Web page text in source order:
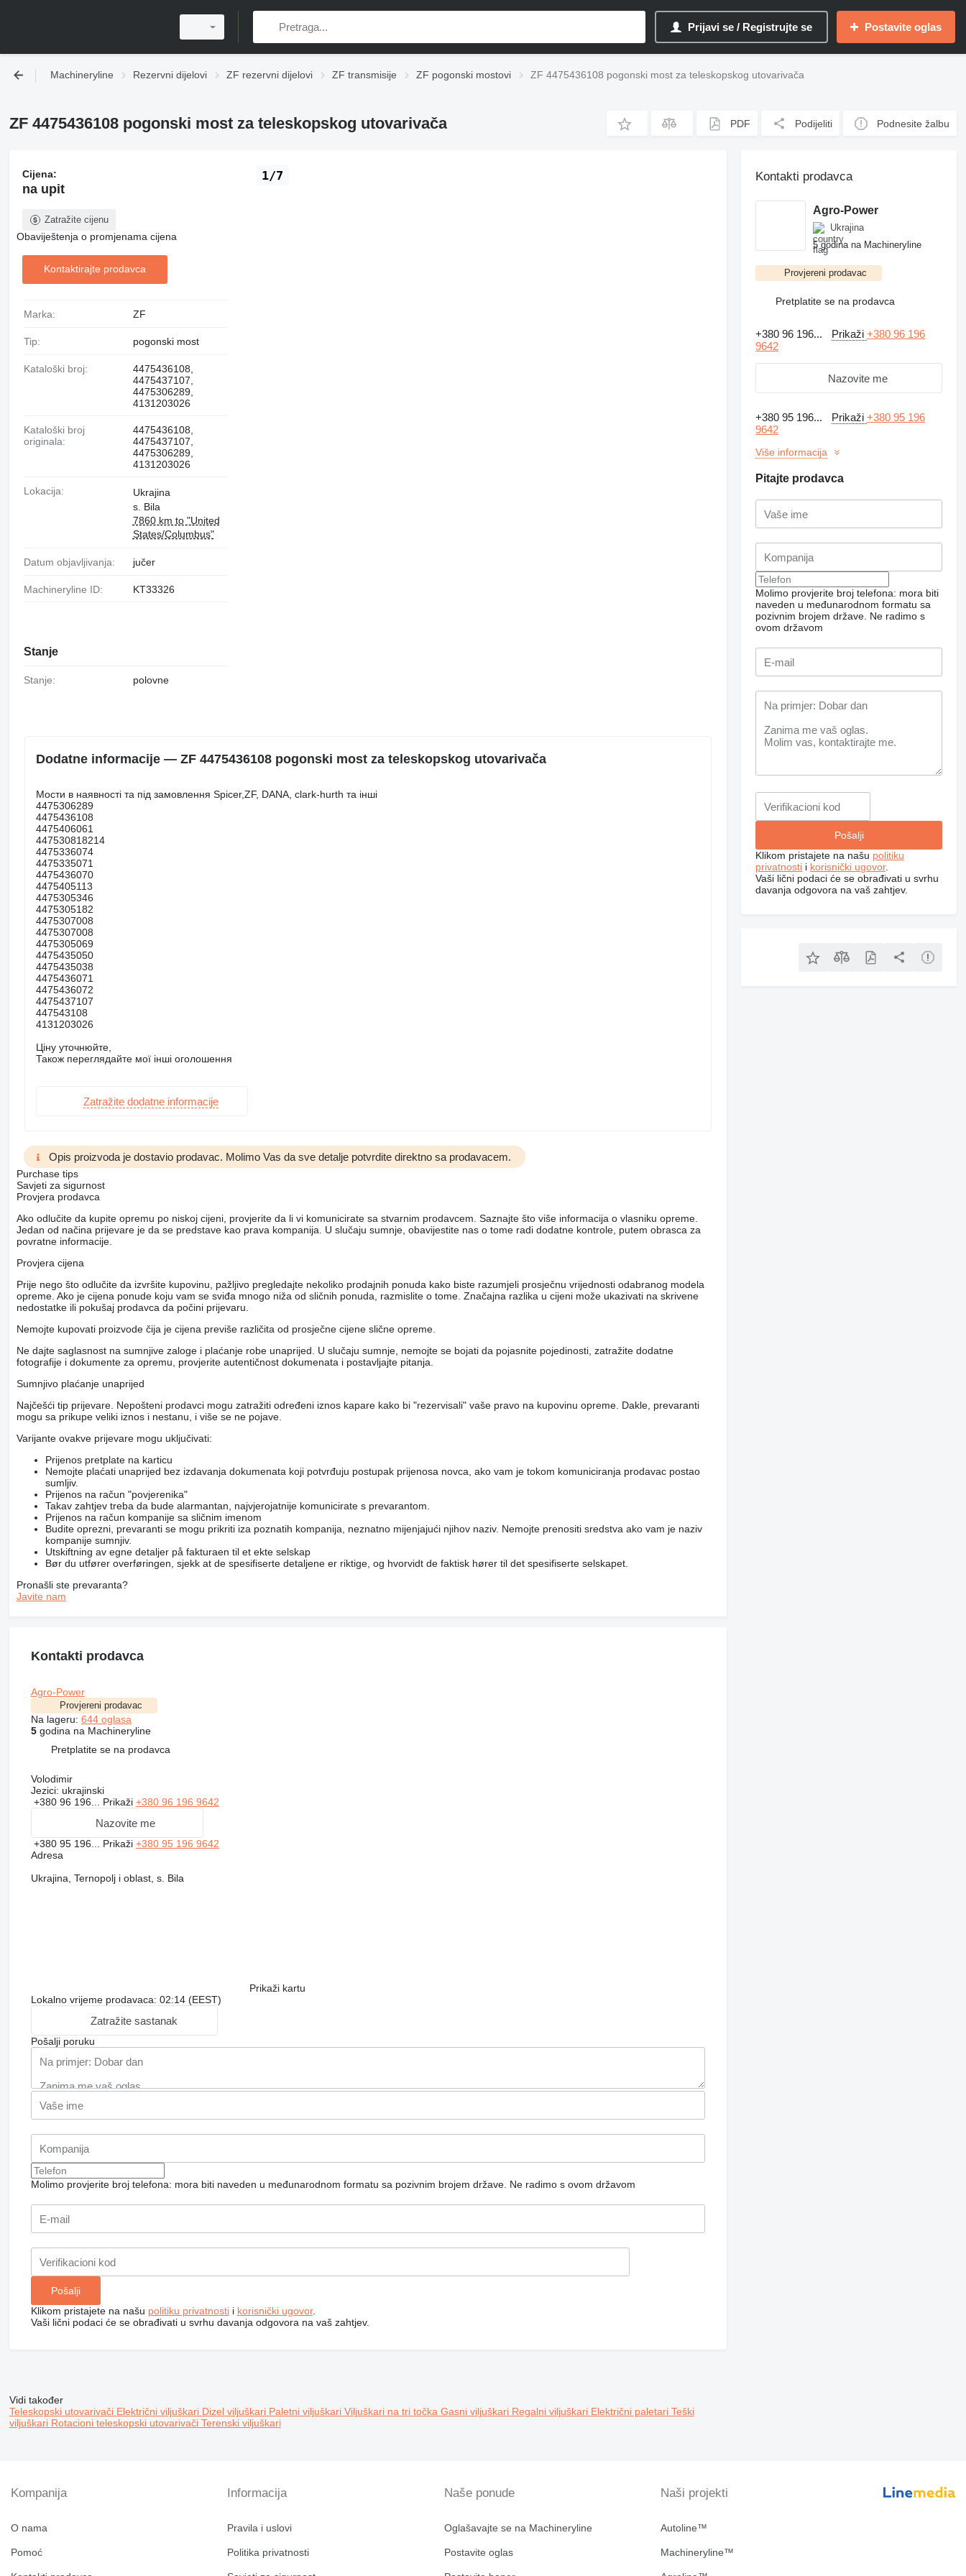
Prijavi se / Registrujte se Postavite oglas
Machineryline Rezervni dijelovi ZF rezervni dijelovi ZF transmisije ZF pogonski mostovi ZF 4475436108 pogonski most za teleskopskog utovarivača
ZF 4475436108 pogonski most za teleskopskog utovarivača PDF Podijeliti Podnesite žalbu
1/7
Cijena:
na upit
Zatražite cijenu
Obaviještenja o promjenama cijena
Kontaktirajte prodavca
Marka: ZF
Tip: pogonski most
Kataloški broj:
4475436108,
4475437107,
4475306289,
4131203026
Kataloški broj
originala:
4475436108,
4475437107,
4475306289,
4131203026
Lokacija:
Ukrajina
s. Bila
7860 km to "United
States/Columbus"
Datum objavljivanja: jučer
Machineryline ID: KT33326
Stanje
Stanje: polovne
Dodatne informacije — ZF 4475436108 pogonski most za teleskopskog utovarivačа
Мости в наявності та під замовлення Spicer,ZF, DANA, clark-hurth та інші
4475306289
4475436108
4475406061
447530818214
4475336074
4475335071
4475436070
4475405113
4475305346
4475305182
4475307008
4475307008
4475305069
4475435050
4475435038
4475436071
4475436072
4475437107
447543108
4131203026
Ціну уточнюйте,
Також переглядайте мої інші оголошення
Zatražite dodatne informacije
Opis proizvoda je dostavio prodavac. Molimo Vas da sve detalje potvrdite direktno sa prodavacem.
Purchase tips
Savjeti za sigurnost
Provjera prodavca
Ako odlučite da kupite opremu po niskoj cijeni, provjerite da li vi komunicirate sa stvarnim prodavcem. Saznajte što više informacija o vlasniku opreme.
Jedan od načina prijevare je da se predstave kao prava kompanija. U slučaju sumnje, obavijestite nas o tome radi dodatne kontrole, putem obrasca za
povratne informacije.
Provjera cijena
Prije nego što odlučite da izvršite kupovinu, pažljivo pregledajte nekoliko prodajnih ponuda kako biste razumjeli prosječnu vrijednosti odabranog modela
opreme. Ako je cijena ponude koju vam se sviđa mnogo niža od sličnih ponuda, razmislite o tome. Značajna razlika u cijeni može ukazivati ​​na skrivene
nedostatke ili pokušaj prodavca da počini prijevaru.
Nemojte kupovati proizvode čija je cijena previše različita od prosječne cijene slične opreme.
Ne dajte saglasnost na sumnjive zaloge i plaćanje robe unaprijed. U slučaju sumnje, nemojte se bojati da pojasnite pojedinosti, zatražite dodatne
fotografije i dokumente za opremu, provjerite autentičnost dokumenata i postavljajte pitanja.
Sumnjivo plaćanje unaprijed
Najčešći tip prijevare. Nepošteni prodavci mogu zatražiti određeni iznos kapare kako bi "rezervisali" vaše pravo na kupovinu opreme. Dakle, prevaranti
mogu sa prikupe veliki iznos i nestanu, i više se ne pojave.
Varijante ovakve prijevare mogu uključivati:
Prijenos pretplate na karticu
Nemojte plaćati unaprijed bez izdavanja dokumenata koji potvrđuju postupak prijenosa novca, ako vam je tokom komuniciranja prodavac postao
sumljiv.
Prijenos na račun "povjerenika"
Takav zahtjev treba da bude alarmantan, najvjerojatnije komunicirate s prevarantom.
Prijenos na račun kompanije sa sličnim imenom
Budite oprezni, prevaranti se mogu prikriti iza poznatih kompanija, neznatno mijenjajući njihov naziv. Nemojte prenositi sredstva ako vam je naziv
kompanije sumnjiv.
Utskiftning av egne detaljer på fakturaen til et ekte selskap
Bør du utfører overføringen, sjekk at de spesifiserte detaljene er riktige, og hvorvidt de faktisk hører til det spesifiserte selskapet.
Pronašli ste prevaranta?
Javite nam
Kontakti prodavca
Agro-Power
Provjereni prodavac
Na lageru: 644 oglasa
5godina na Machineryline
Pretplatite se na prodavca
Volodimir
Jezici: ukrajinski
+380 96 196... Prikaži +380 96 196 9642
Nazovite me
+380 95 196... Prikaži +380 95 196 9642
Adresa
Ukrajina, Ternopolj i oblast, s. Bila
Prikaži kartu
Lokalno vrijeme prodavaca: 02:14 (EEST)
Zatražite sastanak
Pošalji poruku
Molimo provjerite broj telefona: mora biti naveden u međunarodnom formatu sa pozivnim brojem države. Ne radimo s ovom državom
Klikom pristajete na našu politiku privatnostii korisnički ugovor.
Vaši lični podaci će se obrađivati ​​u svrhu davanja odgovora na vaš zahtjev.
Kontakti prodavca
Agro-Power
Ukrajina
5 godina na Machineryline
Provjereni prodavac
Pretplatite se na prodavca
+380 96 196... Prikaži+380 96 196
9642
Nazovite me
+380 95 196... Prikaži+380 95 196
9642
Više informacija
Pitajte prodavca
Molimo provjerite broj telefona: mora biti
naveden u međunarodnom formatu sa
pozivnim brojem države. Ne radimo s
ovom državom
Klikom pristajete na našu politiku
privatnosti i korisnički ugovor.
Vaši lični podaci će se obrađivati ​​u svrhu
davanja odgovora na vaš zahtjev.
Vidi također
Teleskopski utovarivači Električni viljuškari Dizel viljuškari Paletni viljuškari Viljuškari na tri točka Gasni viljuškari Regalni viljuškari Električni paletari Teški
viljuškari Rotacioni teleskopski utovarivači Terenski viljuškari
Kompanija
O nama
Pomoć
Informacija
Pravila i uslovi
Politika privatnosti
Naše ponude
Oglašavajte se na Machineryline
Postavite oglas
Naši projekti
Autoline™
Machineryline™